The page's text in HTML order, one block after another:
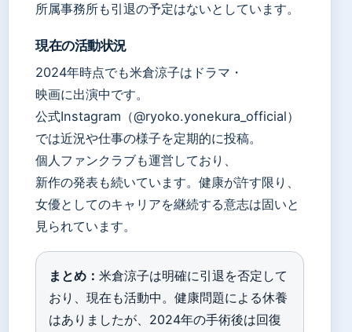
所属事務所も引退の予定はないとしています。
現在の活動状況
2024年時点でも米倉涼子はドラマ・
映画に出演中です。
公式Instagram（@ryoko.yonekura_official）
では近況や仕事の様子を定期的に投稿。
個人ファンクラブも運営しており、
新作の発表も続いています。健康が許す限り、
女優としてのキャリアを継続する意志は固いと
見られています。
まとめ： 米倉涼子は明確に引退を否定して
おり、現在も活動中。健康問題による休養
はありましたが、2024年の手術後は回復